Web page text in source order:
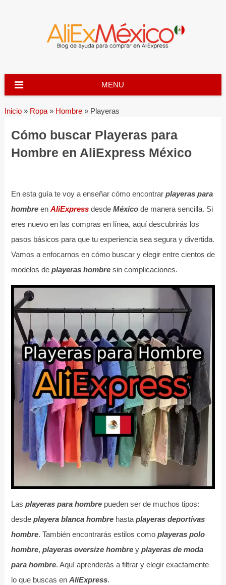
MENU
Inicio » Ropa » Hombre »Playeras
Cómo buscar Playeras para
Hombre en AliExpress México
En esta guía te voy a enseñar cómo encontrar playeras para
hombreen AliExpressdesde Méxicode manera sencilla. Si
eres nuevo en las compras en línea, aquí descubrirás los
pasos básicos para que tu experiencia sea segura y divertida.
Vamos a enfocarnos en cómo buscar y elegir entre cientos de
modelos de playeras hombresin complicaciones.
Las playeras para hombrepueden ser de muchos tipos:
desde playera blanca hombrehasta playeras deportivas
hombre. También encontrarás estilos como playeras polo
hombre, playeras oversize hombrey playeras de moda
para hombre. Aquí aprenderás a filtrar y elegir exactamente
lo que buscas en AliExpress.